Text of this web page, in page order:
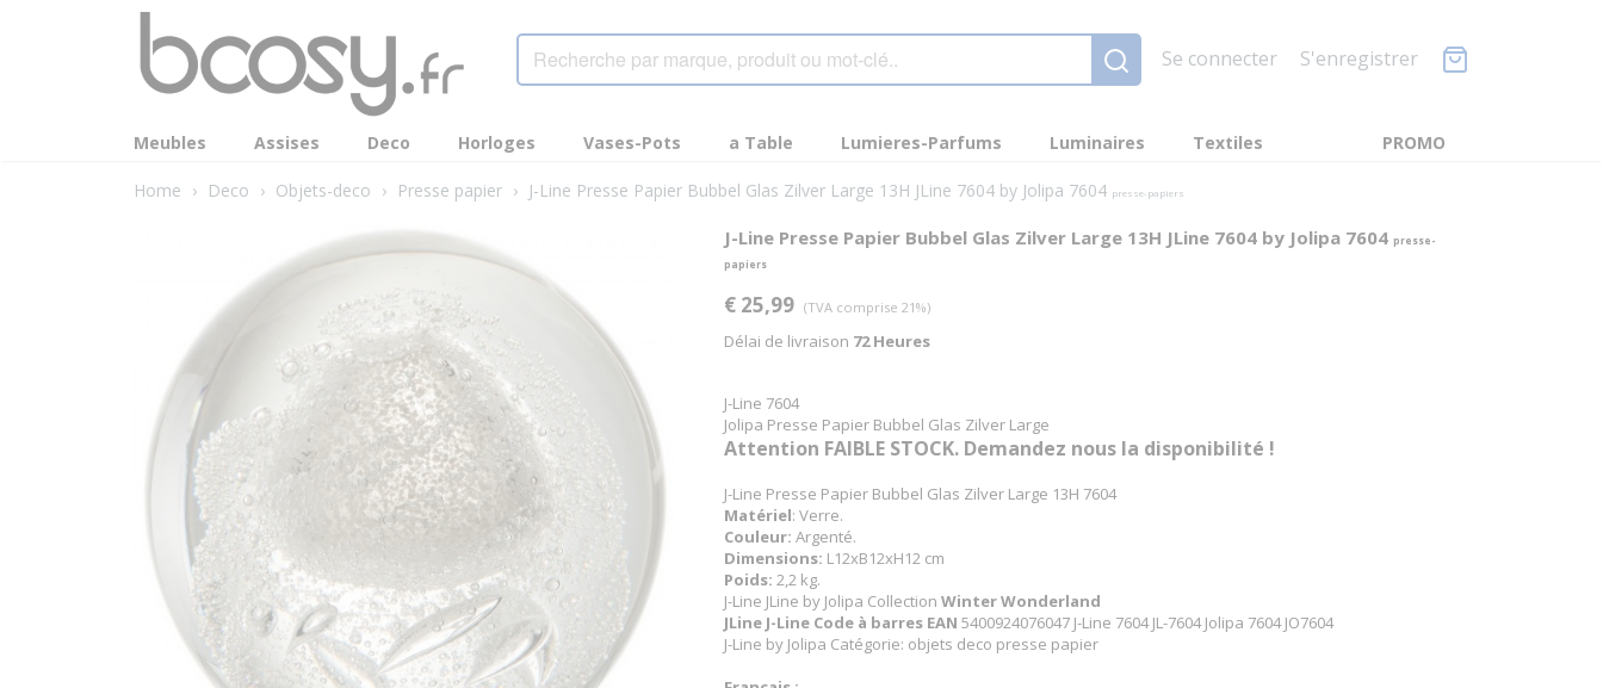
Se connecter S'enregistrer
PROMO
Meubles Assises Deco Horloges Vases-Pots a Table Lumieres-Parfums Luminaires Textiles
Home › Deco › Objets-deco › Presse papier › J-Line Presse Papier Bubbel Glas Zilver Large 13H JLine 7604 by Jolipa 7604 presse-papiers
J-Line Presse Papier Bubbel Glas Zilver Large 13H JLine 7604 by Jolipa 7604 presse-
papiers
€ 25,99 (TVA comprise 21%)
Délai de livraison 72 Heures
J-Line 7604
Jolipa Presse Papier Bubbel Glas Zilver Large
Attention FAIBLE STOCK. Demandez nous la disponibilité !
J-Line Presse Papier Bubbel Glas Zilver Large 13H 7604
Matériel: Verre.
Couleur: Argenté.
Dimensions: L12xB12xH12 cm
Poids: 2,2 kg.
J-Line JLine by Jolipa Collection Winter Wonderland
JLine J-Line Code à barres EAN 5400924076047 J-Line 7604 JL-7604 Jolipa 7604 JO7604
J-Line by Jolipa Catégorie: objets deco presse papier